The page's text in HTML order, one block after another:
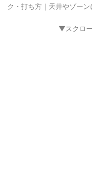
ク・打ち方｜天井やゾー
▼スクロ